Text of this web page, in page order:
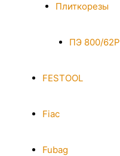
Плиткорезы
ПЭ 800/62Р
FESTOOL
Fiac
Fubag